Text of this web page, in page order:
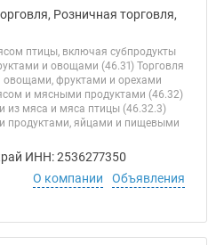
Розничная торговля,
птицы, включая субпродукты
и овощами (46.31) Торговля
фруктами и орехами
и мясными продуктами (46.32)
из мяса и мяса птицы (46.32.3)
продуктами, яйцами и пищевыми
ИНН: 2536277350
О компании
Объявления